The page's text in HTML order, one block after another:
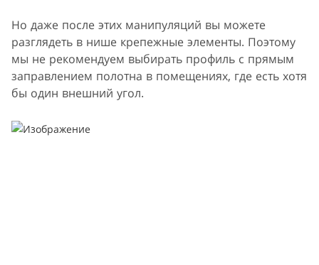
Но даже после этих манипуляций вы можете
разглядеть в нише крепежные элементы. Поэтому
мы не рекомендуем выбирать профиль с прямым
заправлением полотна в помещениях, где есть хотя
бы один внешний угол.